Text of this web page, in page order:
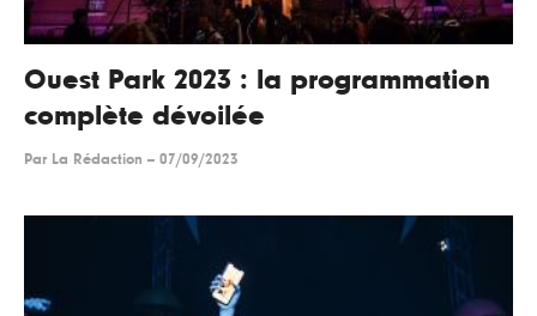
Ouest Park 2023 : la programmation
complète dévoilée
Par La Rédaction -- 07/09/2023